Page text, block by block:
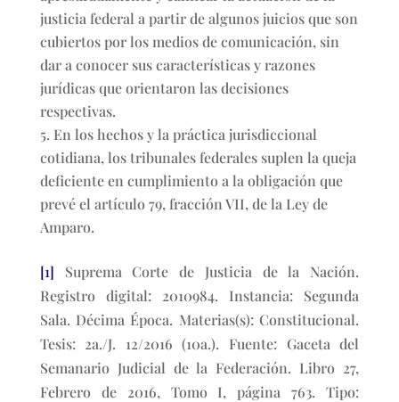
justicia federal a partir de algunos juicios que son
cubiertos por los medios de comunicación, sin
dar a conocer sus características y razones
jurídicas que orientaron las decisiones
respectivas.
En los hechos y la práctica jurisdiccional
cotidiana, los tribunales federales suplen la queja
deficiente en cumplimiento a la obligación que
prevé el artículo 79, fracción VII, de la Ley de
Amparo.
[1] Suprema Corte de Justicia de la Nación.
Registro digital: 2010984. Instancia: Segunda
Sala. Décima Época. Materias(s): Constitucional.
Tesis: 2a./J. 12/2016 (10a.). Fuente: Gaceta del
Semanario Judicial de la Federación. Libro 27,
Febrero de 2016, Tomo I, página 763. Tipo: